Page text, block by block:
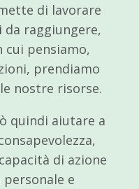
di lavorare
raggiungere,
cui pensiamo,
prendiamo
nostre risorse.
quindi aiutare a
di azione
e